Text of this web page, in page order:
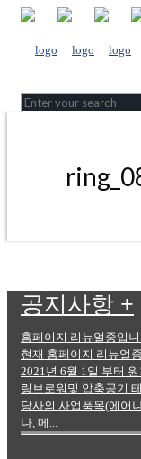
공지사항 +
홈페이지 리뉴얼중입
현재 홈페이지 리뉴얼
2021년 6월 1일 부터
링브로워및 압축공기
당사의 사업품목(에어
나, 메...